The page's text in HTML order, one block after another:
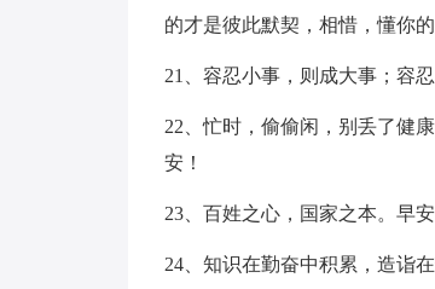
的才是彼此默契，相惜，懂你的
21、容忍小事，则成大事；容
22、忙时，偷偷闲，别丢了健
安！
23、百姓之心，国家之本。早安
24、知识在勤奋中积累，造诣